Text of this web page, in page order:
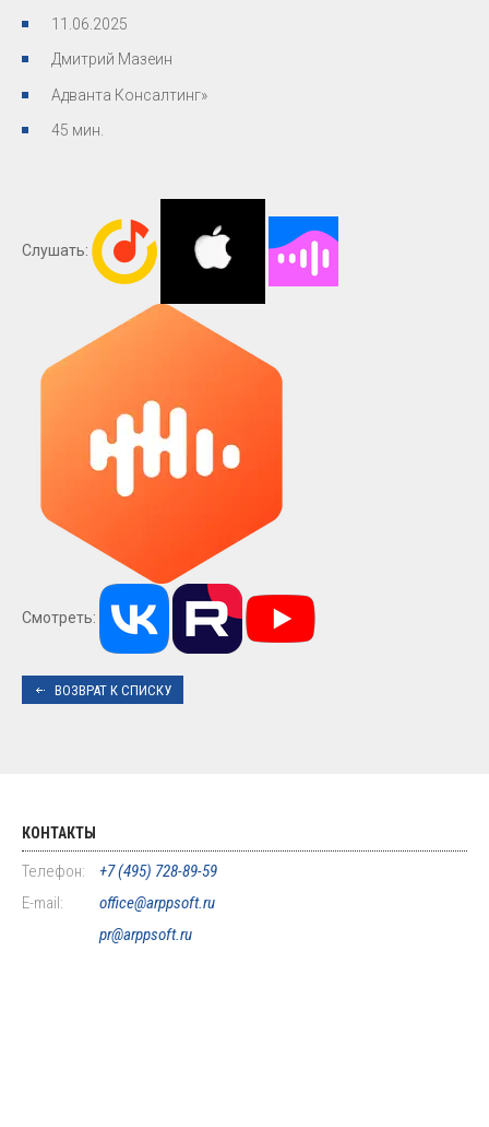
11.06.2025
Дмитрий Мазеин
Адванта Консалтинг»
45 мин.
Слушать:
Смотреть:
ВОЗВРАТ К СПИСКУ
КОНТАКТЫ
Телефон:
+7 (495) 728-89-59
E-mail:
office@arppsoft.ru
pr@arppsoft.ru